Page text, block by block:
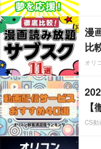
漫
比
オリ
【
CS動